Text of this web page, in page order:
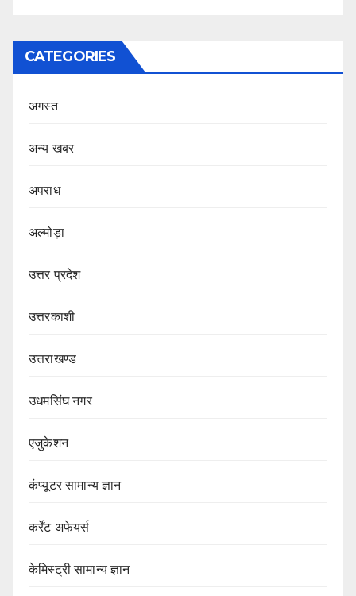
CATEGORIES
अगस्त
अन्य खबर
अपराध
अल्मोड़ा
उत्तर प्रदेश
उत्तरकाशी
उत्तराखण्ड
उधमसिंघ नगर
एजुकेशन
कंप्यूटर सामान्य ज्ञान
कर्रेंट अफेयर्स
केमिस्ट्री सामान्य ज्ञान